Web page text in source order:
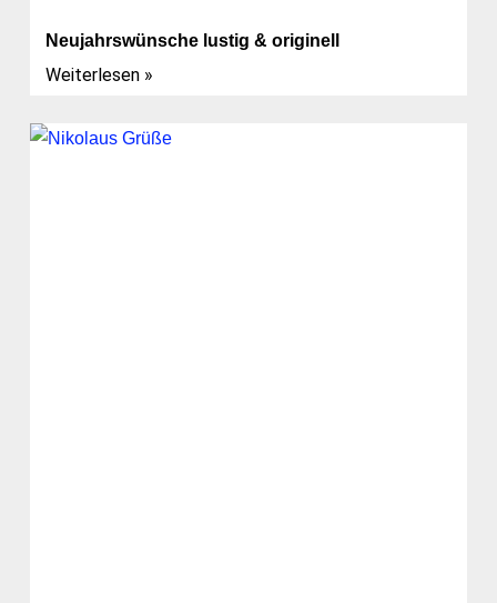
Neujahrswünsche lustig & originell
Weiterlesen »